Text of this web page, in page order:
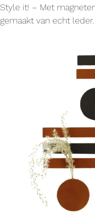
Style it! – Met
gemaakt van echt